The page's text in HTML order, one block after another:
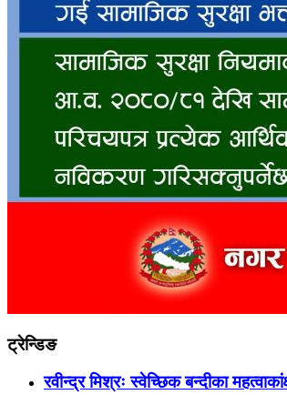
ट्रेन्डिङ
रवीन्द्र मिश्रः स्वेच्छिक बन्दीका